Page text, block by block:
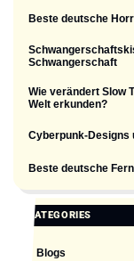
Beste deutsche
Schwangerschaft
Wie verändert Slow
Welt erkunden?
Cyberpunk-Designs
Beste deutsche
CATEGORIES
Blogs